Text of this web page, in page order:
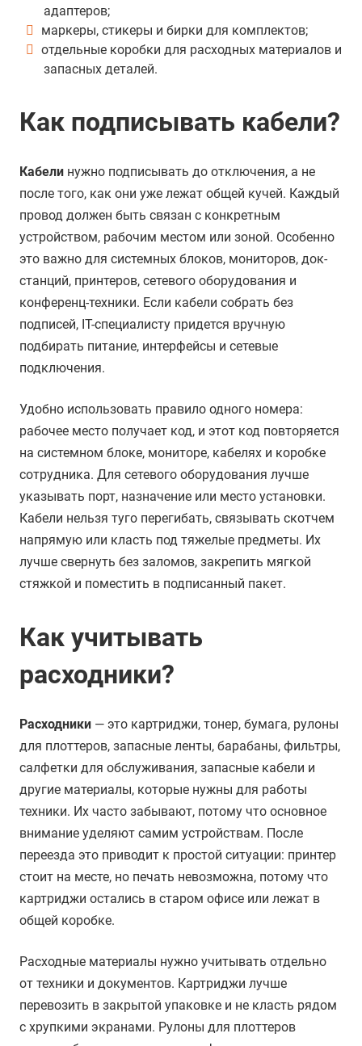
адаптеров;
маркеры, стикеры и бирки для комплектов;
отдельные коробки для расходных материалов и
запасных деталей.
Как подписывать кабели?
Кабели нужно подписывать до отключения, а не
после того, как они уже лежат общей кучей. Каждый
провод должен быть связан с конкретным
устройством, рабочим местом или зоной. Особенно
это важно для системных блоков, мониторов, док-
станций, принтеров, сетевого оборудования и
конференц-техники. Если кабели собрать без
подписей, IT-специалисту придется вручную
подбирать питание, интерфейсы и сетевые
подключения.
Удобно использовать правило одного номера:
рабочее место получает код, и этот код повторяется
на системном блоке, мониторе, кабелях и коробке
сотрудника. Для сетевого оборудования лучше
указывать порт, назначение или место установки.
Кабели нельзя туго перегибать, связывать скотчем
напрямую или класть под тяжелые предметы. Их
лучше свернуть без заломов, закрепить мягкой
стяжкой и поместить в подписанный пакет.
Как учитывать
расходники?
Расходники — это картриджи, тонер, бумага, рулоны
для плоттеров, запасные ленты, барабаны, фильтры,
салфетки для обслуживания, запасные кабели и
другие материалы, которые нужны для работы
техники. Их часто забывают, потому что основное
внимание уделяют самим устройствам. После
переезда это приводит к простой ситуации: принтер
стоит на месте, но печать невозможна, потому что
картриджи остались в старом офисе или лежат в
общей коробке.
Расходные материалы нужно учитывать отдельно
от техники и документов. Картриджи лучше
перевозить в закрытой упаковке и не класть рядом
с хрупкими экранами. Рулоны для плоттеров